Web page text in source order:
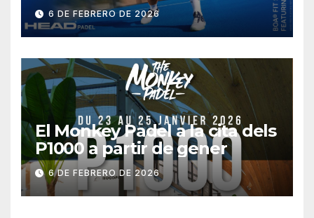
6 DE FEBRERO DE 2026
El Monkey Padel a la cita dels
P1000 a partir de gener
6 DE FEBRERO DE 2026